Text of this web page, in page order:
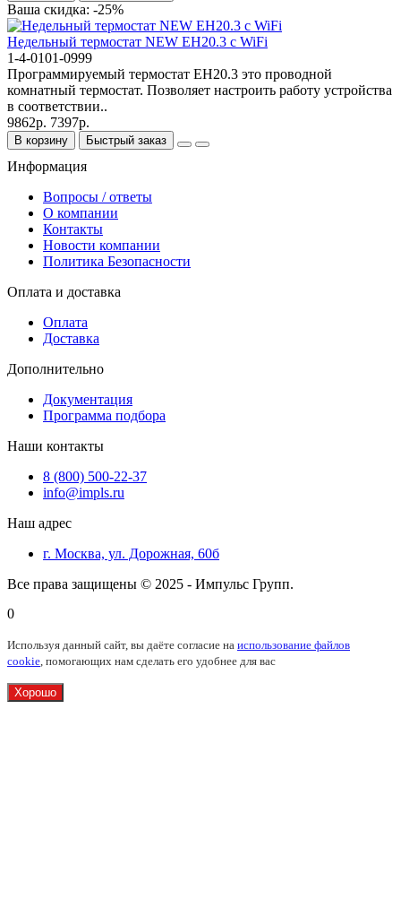
Ваша скидка: -25%
Недельный термостат NEW EH20.3 c WiFi
1-4-0101-0999
Программируемый термостат EH20.3 это проводной
комнатный термостат. Позволяет настроить работу устройства
в соответствии..
9862р. 7397р.
В корзину Быстрый заказ
Информация
Вопросы / ответы
О компании
Контакты
Новости компании
Политика Безопасности
Оплата и доставка
Оплата
Доставка
Дополнительно
Документация
Программа подбора
Наши контакты
8 (800) 500-22-37
info@impls.ru
Наш адрес
г. Москва, ул. Дорожная, 60б
Все права защищены © 2025 - Импульс Групп.
0
Используя данный сайт, вы даёте согласие на использование файлов
cookie , помогающих нам сделать его удобнее для вас
Хорошо